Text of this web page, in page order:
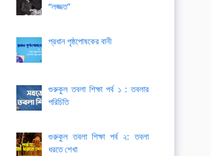
“লজ্জত”
প্রধান পৃষ্ঠপোষকের বানী
গুরুকুল তবলা শিক্ষা পর্ব ১ : তবলার
পরিচিতি
গুরুকুল তবলা শিক্ষা পর্ব ২: তবলা
ধরতে শেখা